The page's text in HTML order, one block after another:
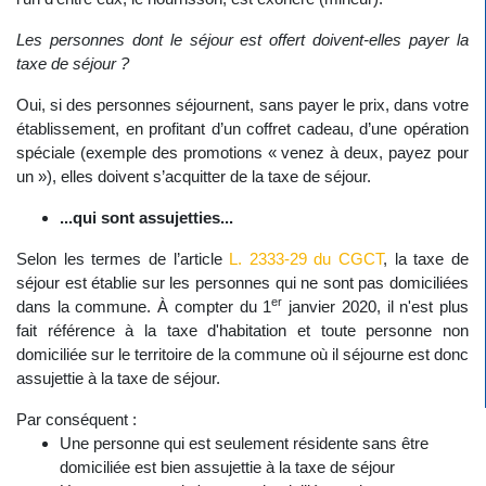
Les personnes dont le séjour est offert doivent-elles payer la
taxe de séjour ?
Oui, si des personnes séjournent, sans payer le prix, dans votre
établissement, en profitant d’un coffret cadeau, d’une opération
spéciale (exemple des promotions « venez à deux, payez pour
un »), elles doivent s’acquitter de la taxe de séjour.
...qui sont assujetties...
Selon les termes de l’article L. 2333-29 du CGCT, la taxe de
séjour est établie sur les personnes qui ne sont pas domiciliées
dans la commune. À compter du 1er janvier 2020, il n'est plus
fait référence à la taxe d'habitation et toute personne non
domiciliée sur le territoire de la commune où il séjourne est donc
assujettie à la taxe de séjour.
Par conséquent :
Une personne qui est seulement résidente sans être
domiciliée est bien assujettie à la taxe de séjour